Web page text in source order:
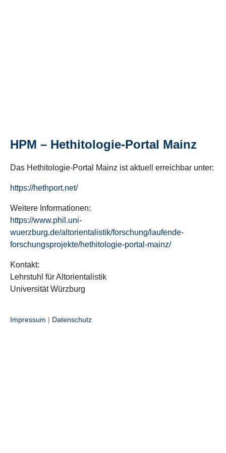
HPM – Hethitologie-Portal Mainz
Das Hethitologie-Portal Mainz ist aktuell erreichbar unter:
https://hethport.net/
Weitere Informationen:
https://www.phil.uni-
wuerzburg.de/altorientalistik/forschung/laufende-
forschungsprojekte/hethitologie-portal-mainz/
Kontakt:
Lehrstuhl für Altorientalistik
Universität Würzburg
Impressum | Datenschutz